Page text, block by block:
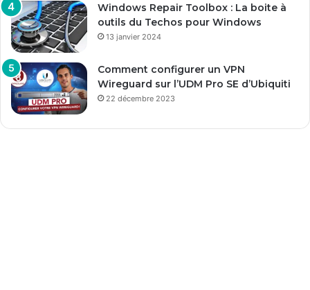
Windows Repair Toolbox : La boite à
outils du Techos pour Windows
13 janvier 2024
Comment configurer un VPN
Wireguard sur l’UDM Pro SE d’Ubiquiti
22 décembre 2023